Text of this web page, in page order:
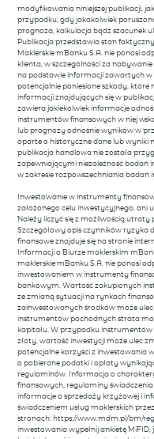
modyfikowania niniejszej publikacji,
przypadku, gdy jakakolwiek
prognoza, kalkulacja bądź szacunek
Publikacja przedstawia stan
Maklerskie mBanku S.A. nie ponosi
klienta, w szczególności za
na podstawie informacji zawartych w
potencjalnie poniesione szkody,
informacji znajdujących się w
zawiera jakiekolwiek informacje
instrumentów finansowych w niej
lub prognozy odnośnie wyników w
oparte o historyczne dane lub wyniki
publikacja handlowa nie została
zapewniającymi niezależność badań
w zakresie rozpowszechniania badań
Inwestowanie w instrumenty
założonego celu inwestycyjnego, ani
Należy liczyć się z możliwością
Szczegółowy opis czynników
finansowe znajduje się na stronie
Informacji o Biurze maklerskim
maklerskie mBanku S.A. nie ponosi
inwestowaniem w instrumenty
bankowym. Wartość zakupionych
ze zmianą sytuacji na rynkach
zainwestowanych środków może ulec
instrumentów pochodnych strata
kapitału. W przypadku
złoty, wartość inwestycji może ulec
potencjalne korzyści z inwestowania
o pobierane podatki i opłaty
regulaminów. Informacja o
finansowych, regulaminy świadczenia
informacje o sprzedaży krzyżowej i
świadczeniem usług maklerskich
stronach: https://www.mdm.pl/bm/
inwestowania wypełnij ankietę MiFID,